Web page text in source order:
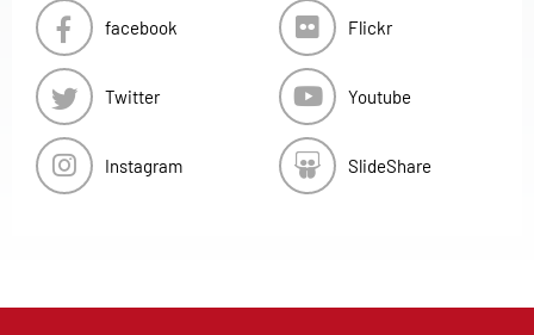
facebook
Twitter
Instagram
Flickr
Youtube
SlideShare